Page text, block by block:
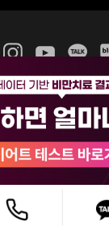
·의원 이용약관
홈페이
비급여진료수가
시 서초구 서초대로52길
120-87-04354ㅣ김남철
2025 365mc. ALL RIGHTS